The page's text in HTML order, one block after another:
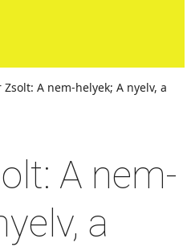
Zsolt: A nem-helyek; A nyelv, a
A nem-
a